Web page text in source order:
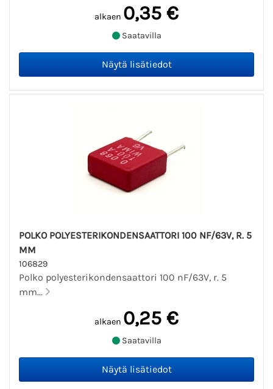
alkaen 0,35 €
Saatavilla
POLKO POLYESTERIKONDENSAATTORI 100 NF/63V, R. 5
MM
106829
Polko polyesterikondensaattori 100 nF/63V, r. 5
mm...
alkaen 0,25 €
Saatavilla